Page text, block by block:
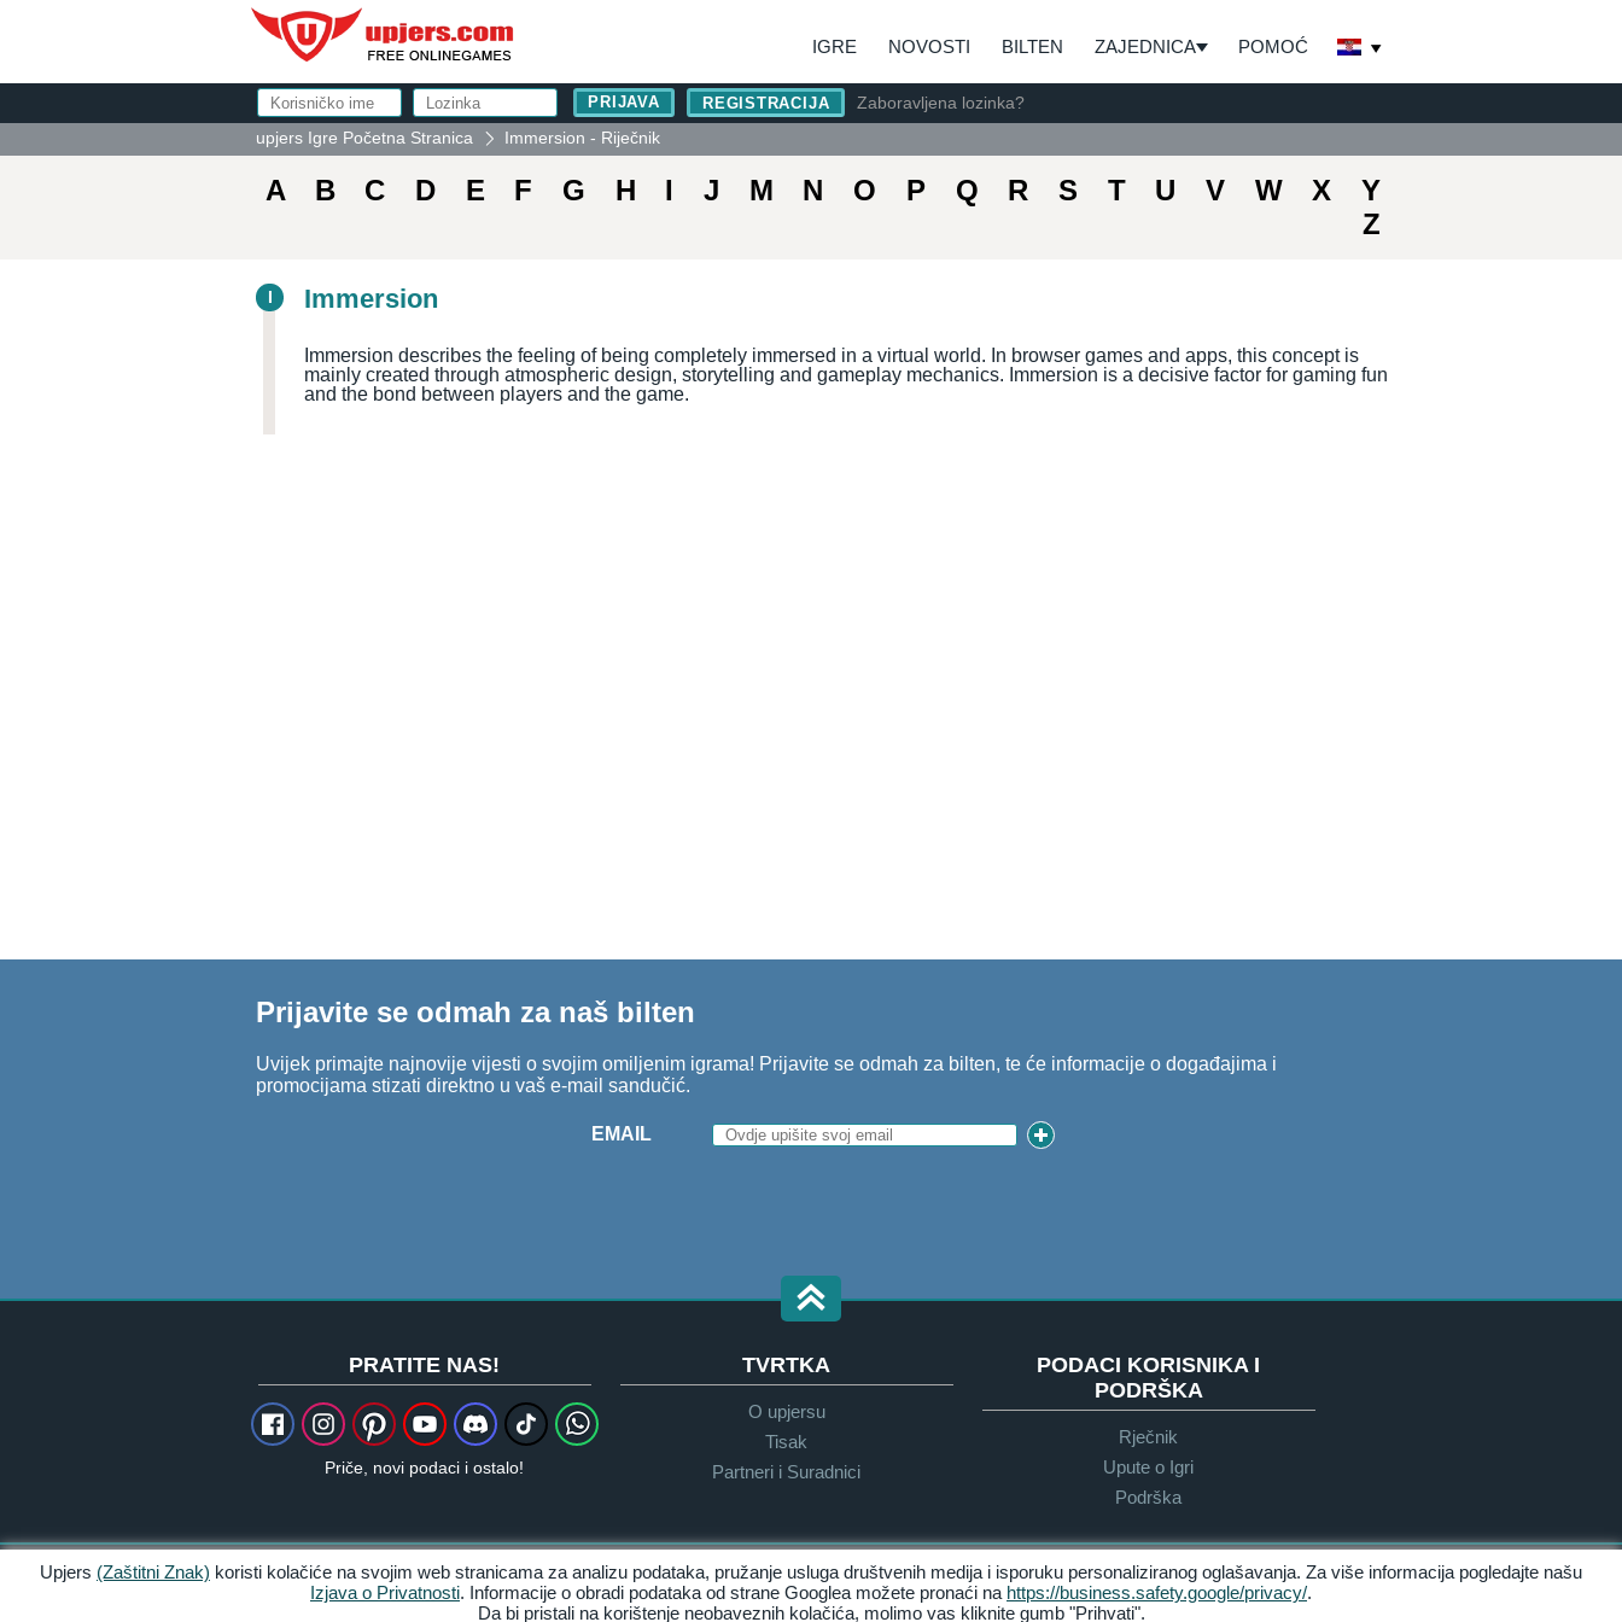
IGRE NOVOSTI BILTEN ZAJEDNICA POMOĆ
REGISTRACIJA
Zaboravljena lozinka?
upjers Igre Početna Stranica
Immersion - Riječnik
A B C D E F G H I J M N O P Q R S T U V W X
Y
Z
I Immersion
Immersion describes the feeling of being completely immersed in a virtual world. In browser games and apps, this concept is
mainly created through atmospheric design, storytelling and gameplay mechanics. Immersion is a decisive factor for gaming fun
and the bond between players and the game.
Prijavite se odmah za naš bilten
Uvijek primajte najnovije vijesti o svojim omiljenim igrama! Prijavite se odmah za bilten, te će informacije o događajima i
promocijama stizati direktno u vaš e-mail sandučić.
EMAIL
PRATITE NAS!
Priče, novi podaci i ostalo!
TVRTKA
O upjersu
Tisak
Partneri i Suradnici
PODACI KORISNIKA I
PODRŠKA
Rječnik
Upute o Igri
Podrška
Zasluge & Pravne obavijesti Pravila privatnosti Uvijeti & Odredbe Dostupnost
Upjers (Zaštitni Znak) koristi kolačiće na svojim web stranicama za analizu podataka, pružanje usluga društvenih medija i isporuku personaliziranog oglašavanja. Za više informacija pogledajte našu
Izjava o Privatnosti. Informacije o obradi podataka od strane Googlea možete pronaći na https://business.safety.google/privacy/.
Da bi pristali na korištenje neobaveznih kolačića, molimo vas kliknite gumb "Prihvati".